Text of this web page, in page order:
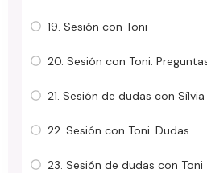
19. Sesión con Toni
20. Sesión con Toni.
21. Sesión de dudas con Sílvia
22. Sesión con Toni. Dudas.
23. Sesión de dudas con Toni